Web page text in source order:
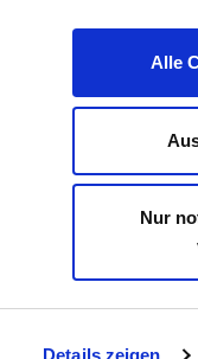
Details zeigen
Alle
Nur
KONTAKT